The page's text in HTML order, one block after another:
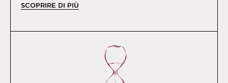
SCOPRIRE DI PIÙ